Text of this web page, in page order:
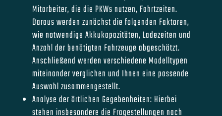
Mitarbeiter, die die PKWs nutzen, Fahrtzeiten.
Daraus werden zunächst die folgenden Faktoren,
wie notwendige Akkukapazitäten, Ladezeiten und
Anzahl der benötigten Fahrzeuge abgeschätzt.
Anschließend werden verschiedene Modelltypen
miteinander verglichen und Ihnen eine passende
Auswahl zusammengestellt.
Analyse der örtlichen Gegebenheiten: Hierbei
stehen insbesondere die Fragestellungen nach